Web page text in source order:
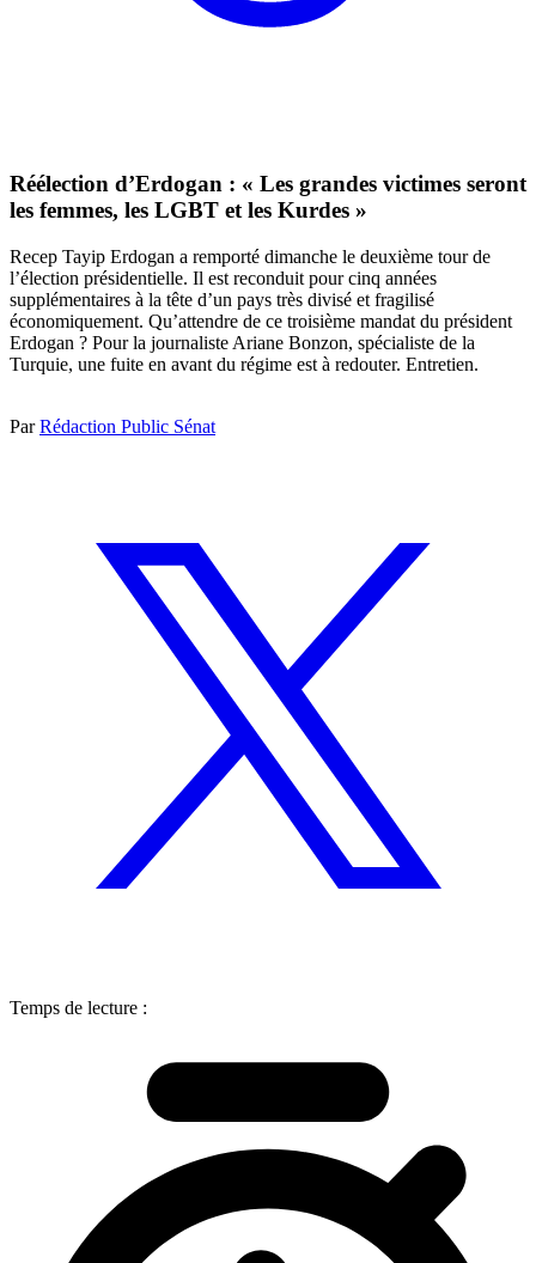
Réélection d’Erdogan : « Les grandes victimes seront
les femmes, les LGBT et les Kurdes »
Recep Tayip Erdogan a remporté dimanche le deuxième tour de
l’élection présidentielle. Il est reconduit pour cinq années
supplémentaires à la tête d’un pays très divisé et fragilisé
économiquement. Qu’attendre de ce troisième mandat du président
Erdogan ? Pour la journaliste Ariane Bonzon, spécialiste de la
Turquie, une fuite en avant du régime est à redouter. Entretien.
ParRédaction Public Sénat
Temps de lecture :